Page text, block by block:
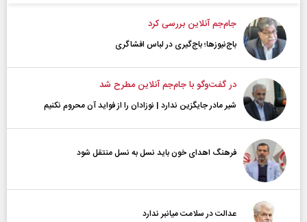
جام‌جم آنلاین بررسی کرد
باج‌نیوزها؛ باج‌گیری در لباس افشاگری
در گفت‌و‌گو با جام‌جم آنلاین مطرح شد
شیر مادر جایگزین ندارد | نوزادان را از فواید آن محروم نکنیم
فرهنگ اهدای خون باید نسل به نسل منتقل شود
عدالت در سلامت میانبر ندارد